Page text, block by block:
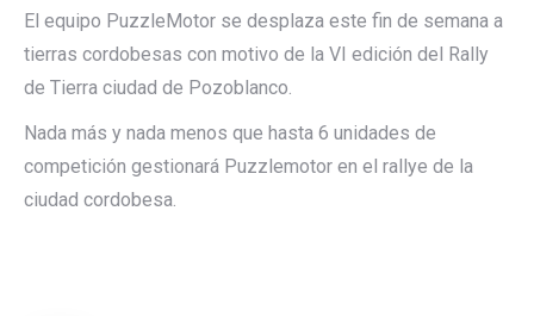
El equipo PuzzleMotor se desplaza este fin de semana a
tierras cordobesas con motivo de la VI edición del Rally
de Tierra ciudad de Pozoblanco.
Nada más y nada menos que hasta 6 unidades de
competición gestionará Puzzlemotor en el rallye de la
ciudad cordobesa.